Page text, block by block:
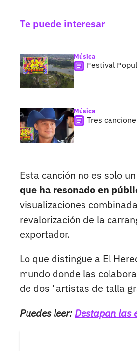
Te puede interesar
Música
Festival
Música
Tres
Esta canción no es solo
que ha resonado en
visualizaciones
revalorización de la
exportador.
Lo que distingue a El
mundo donde las
de dos "artistas de talla
Puedes leer:Destapan las